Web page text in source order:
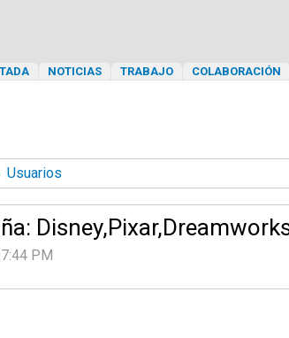
NOTICIAS TRABAJO COLABORACIÓN
Usuarios
PM